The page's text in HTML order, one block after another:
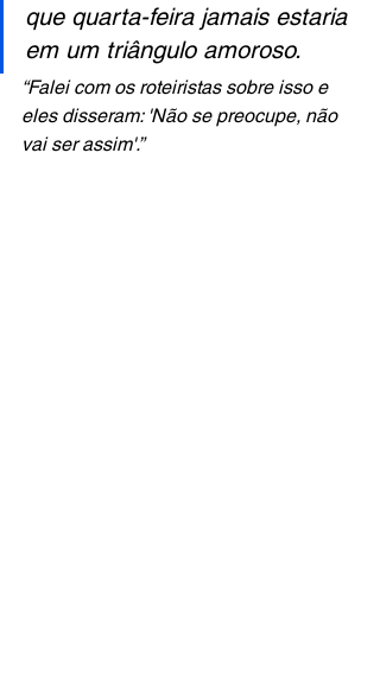
que quarta-feira jamais estaria
em um triângulo amoroso.
“Falei com os roteiristas sobre isso e
eles disseram: 'Não se preocupe, não
vai ser assim'.”